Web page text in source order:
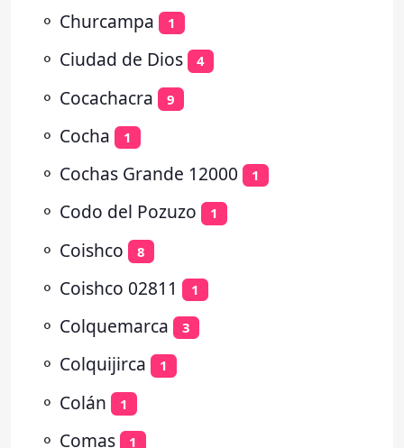
⚬ Churcampa 1
⚬ Ciudad de Dios 4
⚬ Cocachacra 9
⚬ Cocha 1
⚬ Cochas Grande 12000 1
⚬ Codo del Pozuzo 1
⚬ Coishco 8
⚬ Coishco 02811 1
⚬ Colquemarca 3
⚬ Colquijirca 1
⚬ Colán 1
⚬ Comas 1